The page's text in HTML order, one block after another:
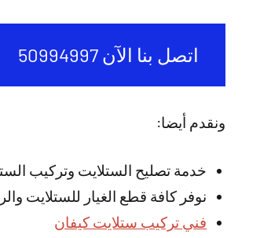
اتصل بنا الآن 50994997
ونقدم أيضا:
خدمة تصليح الستلايت وتركيب
نوفر كافة قطع الغيار للستلايت
فني تركيب ستلايت كيفان